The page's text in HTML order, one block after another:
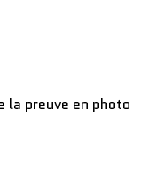
preuve en photo